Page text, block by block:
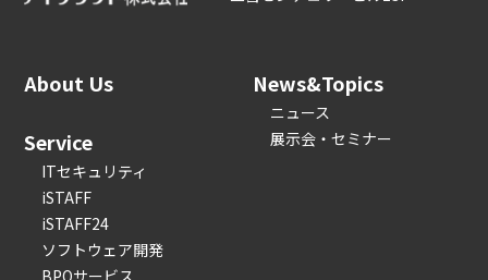
About Us
Service
ITセキュリティ
iSTAFF
iSTAFF24
ソフトウェア開発
News&Topics
ニュース
展示会・セミナー